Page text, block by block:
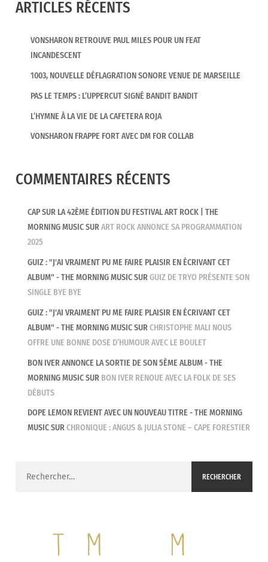
ARTICLES RÉCENTS
VONSHARON RETROUVE PAUL MILES POUR UN FEAT
INCANDESCENT
1003, NOUVELLE DÉFLAGRATION SONORE VENUE DE MARSEILLE
PAS LE TEMPS : L’UPPERCUT SIGNÉ BANDIT BANDIT
L’HYMNE À LA VIE DE LA CAFETERA ROJA
VONSHARON FRAPPE FORT AVEC DM FOR COLLAB
COMMENTAIRES RÉCENTS
CAP SUR LA 42ÈME ÉDITION DU FESTIVAL ART ROCK | THE
MORNING MUSICSURART ROCK ANNONCE SA PROGRAMMATION
2025
GUIZ : "J'AI VRAIMENT PU ME FAIRE PLAISIR EN ÉCRIVANT CET
ALBUM" - THE MORNING MUSICSURGUIZ DE TRYO PRÉSENTE SON
SINGLE BYE BYE
GUIZ : "J'AI VRAIMENT PU ME FAIRE PLAISIR EN ÉCRIVANT CET
ALBUM" - THE MORNING MUSICSURCHRISTOPHE MALI NOUS
OFFRE UNE BONNE DOSE D’HUMOUR AVEC LE BOULET
BON IVER ANNONCE LA SORTIE DE SON 5ÈME ALBUM - THE
MORNING MUSICSUR BON IVER RENOUE AVEC LA FOLK DE SES
DÉBUTS
DOPE LEMON REVIENT AVEC UN NOUVEAU TITRE - THE MORNING
MUSICSURCHRONIQUE : ANGUS & JULIA STONE – CAPE FORESTIER